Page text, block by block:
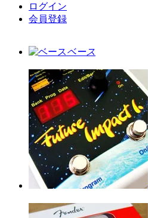
ログイン
会員登録
ベース